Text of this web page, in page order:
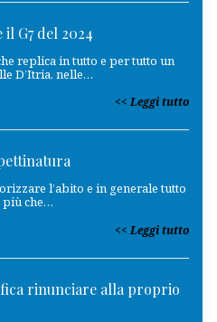
G7 del 2024
replica in tutto e per tutto un
D’Itria, nelle…
Leggi tutto
l’abito e in generale tutto
più che…
Leggi tutto
rinunciare alla proprio